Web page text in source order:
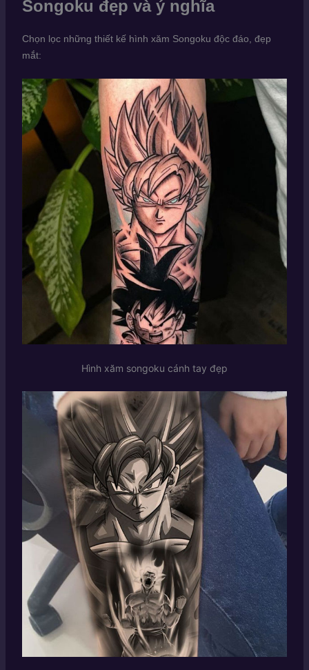
Songoku đẹp và ý nghĩa
Chọn lọc những thiết kế hình xăm Songoku độc đáo, đẹp
mắt:
Hình xăm songoku cánh tay đẹp